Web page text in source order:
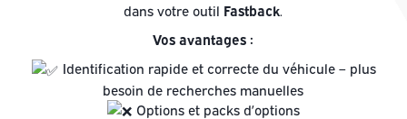
dans votre outil Fastback.
Vos avantages :
Identification rapide et correcte du véhicule – plus
besoin de recherches manuelles
Options et packs d’options